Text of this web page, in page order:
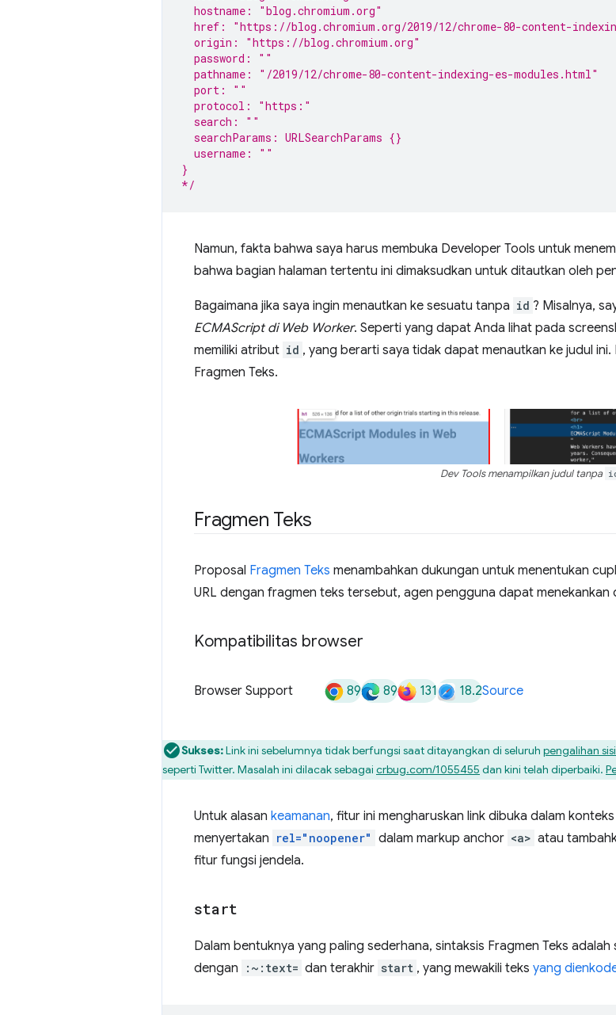
  hostname: "blog.chromium.org"
href: "https://blog.chromium.org/2019/12/chrome-80-content-
  origin: "https://blog.chromium.org"
  password: ""
  pathname: "/2019/12/chrome-80-content-indexing-es-modules.html"
  port: ""
  protocol: "https:"
  search: ""
  searchParams: URLSearchParams {}
  username: ""
}
*/
Namun, fakta bahwa saya harus membuka Developer Tools untuk
bahwa bagian halaman tertentu ini dimaksudkan untuk ditautkan oleh
Bagaimana jika saya ingin menautkan ke sesuatu tanpa id ? Misalnya,
ECMAScript di Web Worker. Seperti yang dapat Anda lihat pada
memiliki atribut id , yang berarti saya tidak dapat menautkan ke judul ini.
Fragmen Teks.
Dev Tools menampilkan judul tanpa
Fragmen Teks
Proposal Fragmen Teks menambahkan dukungan untuk menentukan
URL dengan fragmen teks tersebut, agen pengguna dapat
Kompatibilitas browser
Browser Support 89 89 131 18.2Source
Sukses:Link ini sebelumnya tidak berfungsi saat ditayangkan di seluruh pengalihan
seperti Twitter. Masalah ini dilacak sebagai crbug.com/1055455 dan kini telah diperbaiki.
Untuk alasan keamanan, fitur ini mengharuskan link dibuka dalam konteks
menyertakan rel="noopener" dalam markup anchor <a> atau
fitur fungsi jendela.
start
Dalam bentuknya yang paling sederhana, sintaksis Fragmen Teks
dengan
:~:text= dan terakhir start , yang mewakili teks yang